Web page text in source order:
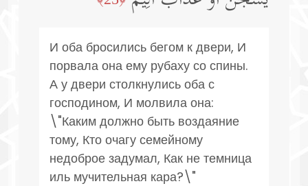
И оба бросились бегом к двери, И
порвала она ему рубаху со спины.
А у двери столкнулись оба с
господином, И молвила она:
\"Каким должно быть воздаяние
тому, Кто очагу семейному
недоброе задумал, Как не темница
иль мучительная кара?\"